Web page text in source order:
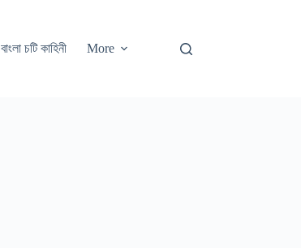
বাংলা চটি কাহিনী More